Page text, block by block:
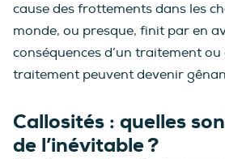
cause des frottements dans les
monde, ou presque, finit par en
conséquences d’un traitement ou
traitement peuvent devenir
Callosités : quelles
de l’inévitable ?